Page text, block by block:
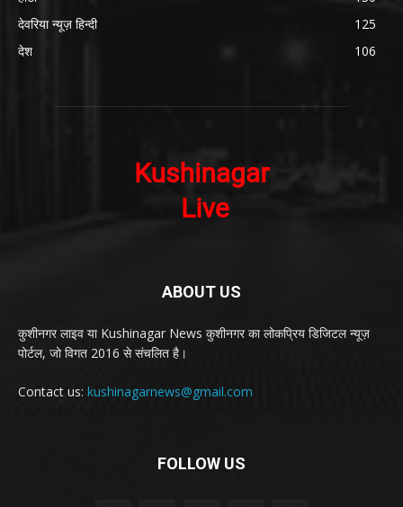
देवरिया न्यूज़ हिन्दी
125
देश
106
ABOUT US
कुशीनगर लाइव या Kushinagar News कुशीनगर का लोकप्रिय डिजिटल न्यूज़
पोर्टल, जो विगत 2016 से संचलित है।
Contact us: kushinagarnews@gmail.com
FOLLOW US